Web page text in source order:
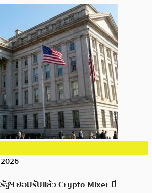
ฐฯ ยอมรับแล้ว Crypto Mixer มี